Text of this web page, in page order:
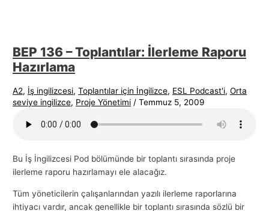
BEP 136 – Toplantılar: İlerleme Raporu
Hazırlama
A2, İş ingilizcesi,Toplantılar için İngilizce, ESL Podcast'i,Orta
seviye ingilizce, Proje Yönetimi /Temmuz 5, 2009
Bu İş İngilizcesi Pod bölümünde bir toplantı sırasında proje
ilerleme raporu hazırlamayı ele alacağız.
Tüm yöneticilerin çalışanlarından yazılı ilerleme raporlarına
ihtiyacı vardır, ancak genellikle bir toplantı sırasında sözlü bir